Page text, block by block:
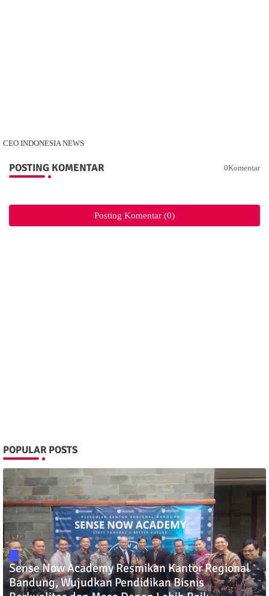
CEO INDONESIA NEWS
POSTING KOMENTAR 0Komentar
Posting Komentar (0)
POPULAR POSTS
Sense Now Academy Resmikan Kantor Regional
Bandung, Wujudkan Pendidikan Bisnis